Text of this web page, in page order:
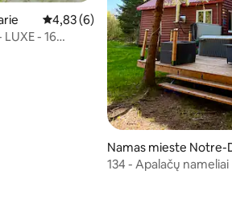
Vidutinis įvertinimas: 4,83 iš 5,
4,83 (6)
- 16
Namas mieste Notre-
du-Rosaire
134 - Apalačų nameliai